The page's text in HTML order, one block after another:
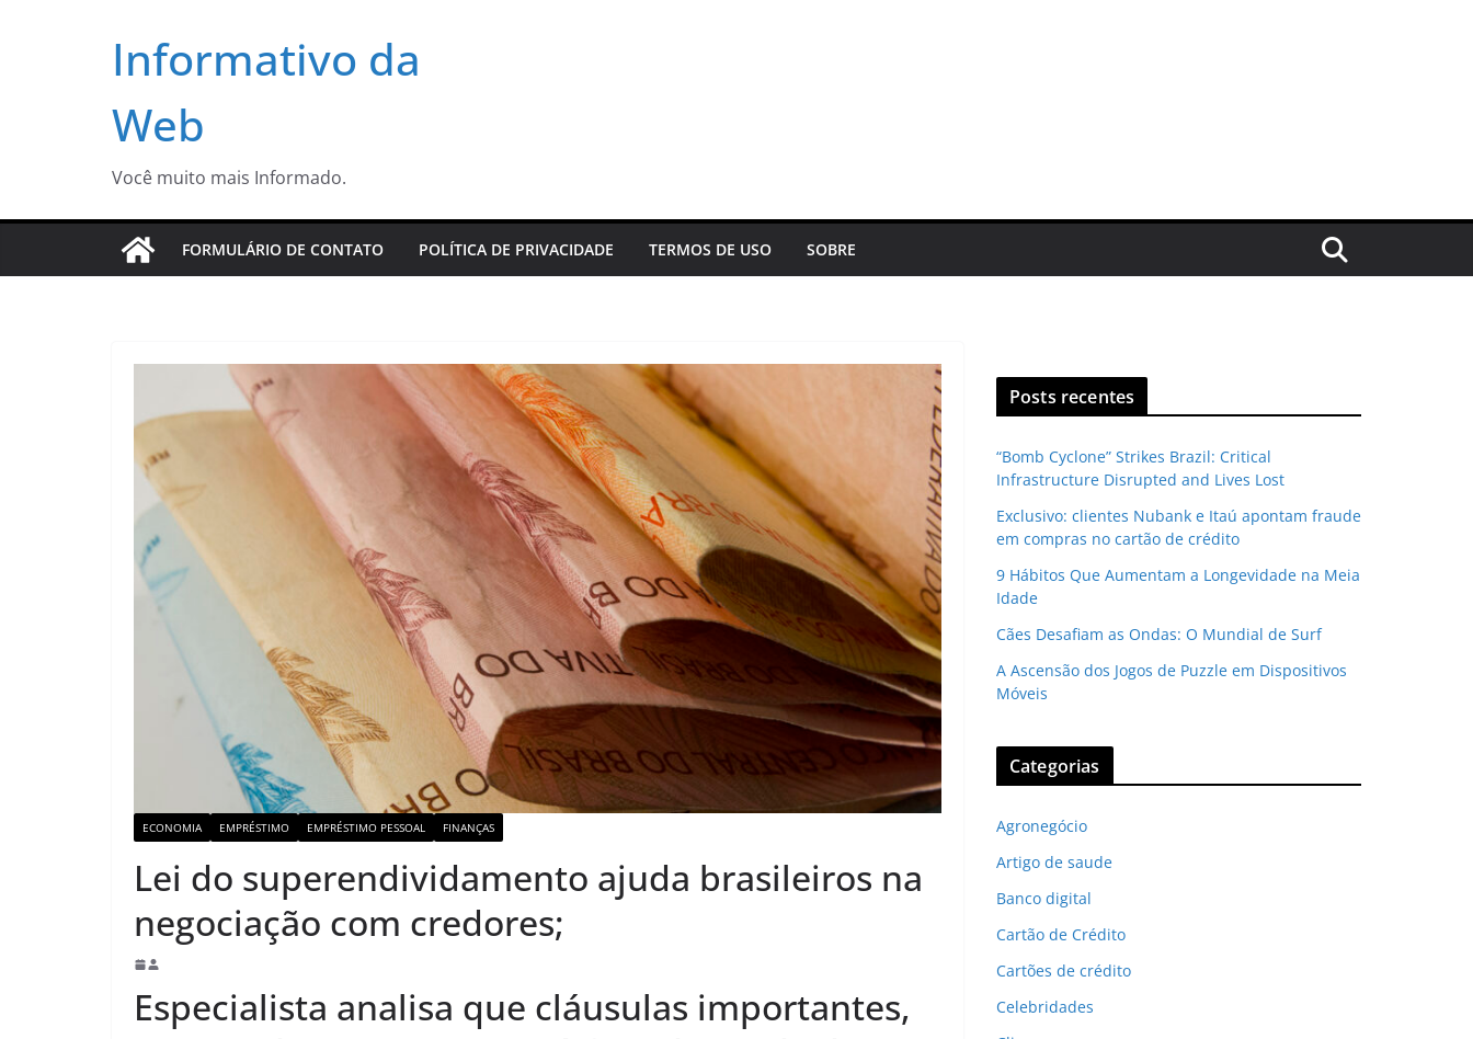
Informativo da
Web
Você muito mais Informado.
FORMULÁRIO DE CONTATO POLÍTICA DE PRIVACIDADE TERMOS DE USO SOBRE
ECONOMIA EMPRÉSTIMO EMPRÉSTIMO PESSOAL FINANÇAS
Lei do superendividamento ajuda brasileiros na
negociação com credores;
Especialista analisa que cláusulas importantes,
Posts recentes
“Bomb Cyclone” Strikes Brazil: Critical
Infrastructure Disrupted and Lives Lost
Exclusivo: clientes Nubank e Itaú apontam fraude
em compras no cartão de crédito
9 Hábitos Que Aumentam a Longevidade na Meia
Idade
Cães Desafiam as Ondas: O Mundial de Surf
A Ascensão dos Jogos de Puzzle em Dispositivos
Móveis
Categorias
Agronegócio
Artigo de saude
Banco digital
Cartão de Crédito
Cartões de crédito
Celebridades